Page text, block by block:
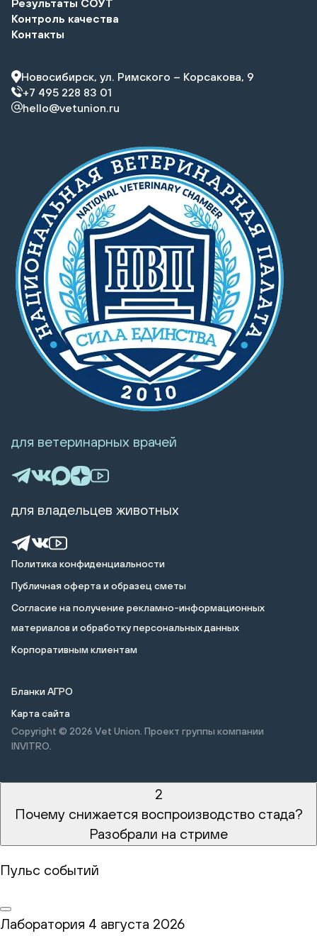
Результаты СОУТ
Контроль качества
Контакты
Новосибирск, ул. Римского – Корсакова, 9
+7 495 228 83 01
hello@vetunion.ru
Политика конфиденциальности
Публичная оферта и образец сметы
Cогласие на получение рекламно-информационных
материалов и обработку персональных данных
Корпоративным клиентам
Бланки АГРО
Карта сайта
Copyright © 2026 Vet Union. Проект группы компании
INVITRO.
для ветеринарных врачей
для владельцев животных
2
Почему снижается воспроизводство стада?
Разобрали на стриме
Пульс событий
Лаборатория 4 августа 2026